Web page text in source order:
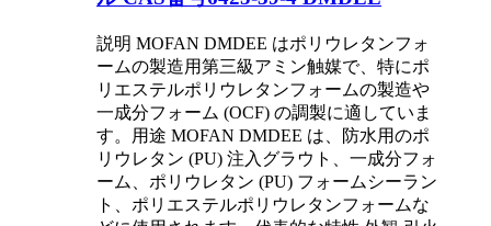
説明 MOFAN DMDEE はポリウレタンフォ
ームの製造用第三級アミン触媒で、特にポ
リエステルポリウレタンフォームの製造や
一成分フォーム (OCF) の調製に適していま
す。用途 MOFAN DMDEE は、防水用のポ
リウレタン (PU) 注入グラウト、一成分フォ
ーム、ポリウレタン (PU) フォームシーラン
ト、ポリエステルポリウレタンフォームな